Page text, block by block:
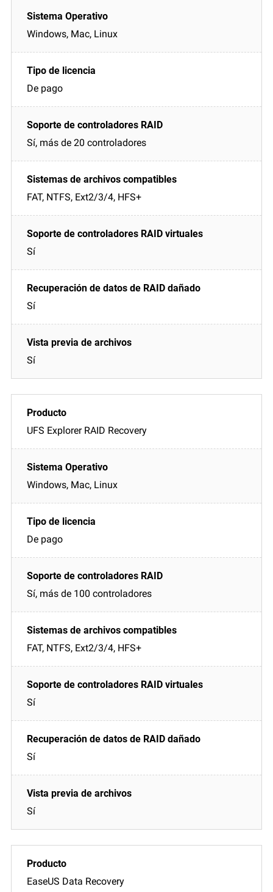
Windows, Mac, Linux
De pago
Sí, más de 20 controladores
FAT, NTFS, Ext2/3/4, HFS+
Sí
Sí
Sí
UFS Explorer RAID Recovery
Windows, Mac, Linux
De pago
Sí, más de 100 controladores
FAT, NTFS, Ext2/3/4, HFS+
Sí
Sí
Sí
EaseUS Data Recovery